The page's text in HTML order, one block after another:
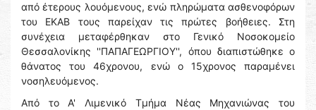
από έτερους λουόμενους, ενώ πληρώματα ασθενοφόρων
του ΕΚΑΒ τους παρείχαν τις πρώτες βοήθειες. Στη
συνέχεια μεταφέρθηκαν στο Γενικό Νοσοκομείο
Θεσσαλονίκης ''ΠΑΠΑΓΕΩΡΓΙΟΥ'', όπου διαπιστώθηκε ο
θάνατος του 46χρονου, ενώ ο 15χρονος παραμένει
νοσηλευόμενος.
Από το Α' Λιμενικό Τμήμα Νέας Μηχανιώνας του